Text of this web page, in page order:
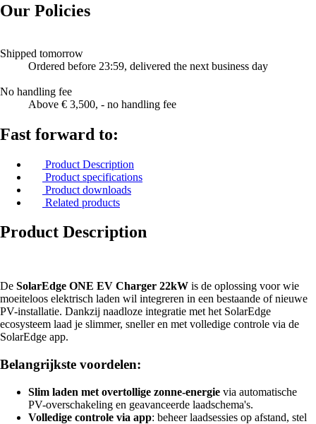
Our Policies
Shipped tomorrow
Ordered before 23:59, delivered the next business day
No handling fee
Above € 3,500, - no handling fee
Fast forward to:
Product Description
Product specifications
Product downloads
Related products
Product Description
De SolarEdge ONE EV Charger 22kW is de oplossing voor wie
moeiteloos elektrisch laden wil integreren in een bestaande of nieuwe
PV-installatie. Dankzij naadloze integratie met het SolarEdge
ecosysteem laad je slimmer, sneller en met volledige controle via de
SolarEdge app.
Belangrijkste voordelen:
Slim laden met overtollige zonne-energie via automatische
PV-overschakeling en geavanceerde laadschema's.
Volledige controle via app: beheer laadsessies op afstand, stel